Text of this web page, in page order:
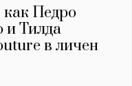
как Педро
и Тилда
в личен